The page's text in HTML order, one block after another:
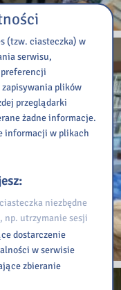
(tzw. ciasteczka) w
serwisu,
plików
przeglądarki
żadne informacje.
informacji w plikach
niezbędne
np. utrzymanie sesji
dostarczenie
w serwisie
zbieranie